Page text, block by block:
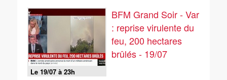
Le 19/07 à 23h
BFM Grand Soir - Var
: reprise virulente du
feu, 200 hectares
brûlés - 19/07